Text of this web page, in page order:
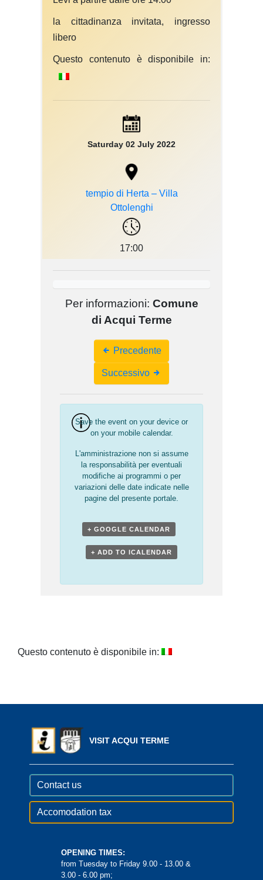
la cittadinanza invitata, ingresso
libero
Questo contenuto è disponibile in:
Saturday 02 July 2022
tempio di Herta – Villa
Ottolenghi
17:00
Per informazioni: Comune
di Acqui Terme
Navigation
Precedente
Successivo
Save the event on your device or
on your mobile calendar.
L'amministrazione non si assume
la responsabilità per eventuali
modifiche ai programmi o per
variazioni delle date indicate nelle
pagine del presente portale.
+ GOOGLE CALENDAR
+ ADD TO ICALENDAR
Questo contenuto è disponibile in:
VISIT ACQUI TERME
Contact us
Accomodation tax
OPENING TIMES:
from Tuesday to Friday 9.00 - 13.00 &
3.00 - 6.00 pm;